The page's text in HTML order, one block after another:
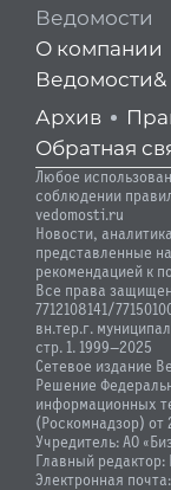
Ведомости
О компании
Ведомости&
Архив
Обратная
Любое
соблюдении
vedomosti.ru
Новости,
представленные
рекомендацией к
Все права
7712108141/
вн.тер.г.
стр. 1. 1999—2025
Сетевое издание
Решение
информационных
(Роскомнадзор) от
Учредитель: АО
Главный
Электронная